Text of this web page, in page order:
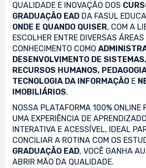
QUALIDADE E INOVAÇÃO DOS
GRADUAÇÃO EAD DA FASUL
ONDE E QUANDO QUISER, COM A
ESCOLHER ENTRE DIVERSAS ÁREAS
CONHECIMENTO COMO
DESENVOLVIMENTO DE
RECURSOS HUMANOS,
TECNOLOGIA DA INFORMAÇÃO E
IMOBILIÁRIOS.
NOSSA PLATAFORMA 100% ONLINE
UMA EXPERIÊNCIA DE
INTERATIVA E ACESSÍVEL, IDEAL
CONCILIAR A ROTINA COM OS
GRADUAÇÃO EAD, VOCÊ GANHA
ABRIR MÃO DA QUALIDADE.